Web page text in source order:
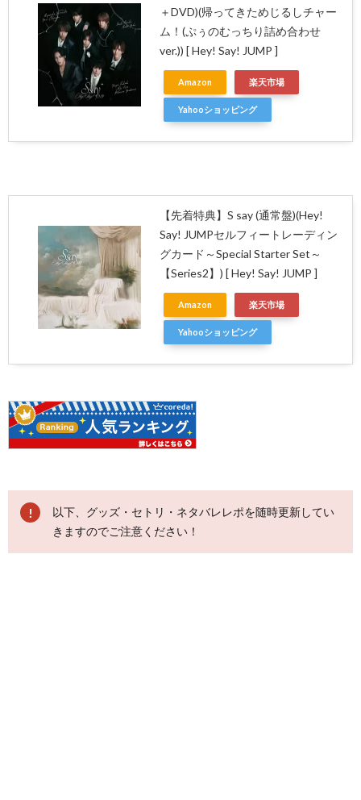
＋DVD)(帰ってきためじるしチャー
ム！(ぷぅのむっちり詰め合わせ
ver.)) [ Hey! Say! JUMP ]
Amazon 楽天市場
Yahooショッピング
【先着特典】S say (通常盤)(Hey!
Say! JUMPセルフィートレーディン
グカード～Special Starter Set～
【Series2】) [ Hey! Say! JUMP ]
Amazon 楽天市場
Yahooショッピング
以下、グッズ・セトリ・ネタバレレポを随時更新してい
きますのでご注意ください！